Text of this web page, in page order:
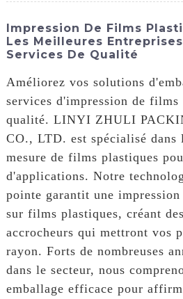
Impression De Films
Les Meilleures
Services De Qualité
Améliorez vos solutions
services d'impression de films
qualité. LINYI ZHULI
CO., LTD. est spécialisé dans
mesure de films plastiques
d'applications. Notre
pointe garantit une
sur films plastiques, créant
accrocheurs qui mettront vos
rayon. Forts de nombreuses
dans le secteur, nous
emballage efficace pour